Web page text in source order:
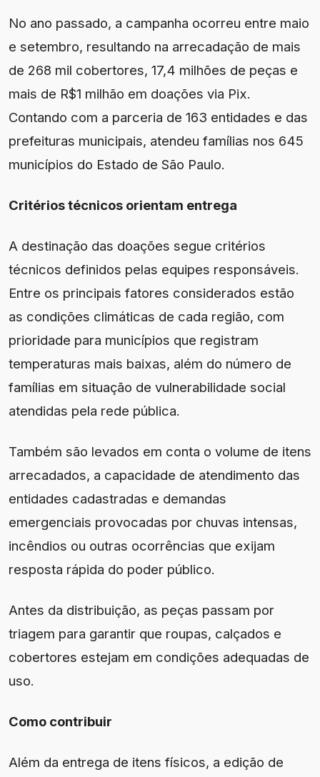
No ano passado, a campanha ocorreu entre maio
e setembro, resultando na arrecadação de mais
de 268 mil cobertores, 17,4 milhões de peças e
mais de R$1 milhão em doações via Pix.
Contando com a parceria de 163 entidades e das
prefeituras municipais, atendeu famílias nos 645
municípios do Estado de São Paulo.
Critérios técnicos orientam entrega
A destinação das doações segue critérios
técnicos definidos pelas equipes responsáveis.
Entre os principais fatores considerados estão
as condições climáticas de cada região, com
prioridade para municípios que registram
temperaturas mais baixas, além do número de
famílias em situação de vulnerabilidade social
atendidas pela rede pública.
Também são levados em conta o volume de itens
arrecadados, a capacidade de atendimento das
entidades cadastradas e demandas
emergenciais provocadas por chuvas intensas,
incêndios ou outras ocorrências que exijam
resposta rápida do poder público.
Antes da distribuição, as peças passam por
triagem para garantir que roupas, calçados e
cobertores estejam em condições adequadas de
uso.
Como contribuir
Além da entrega de itens físicos, a edição de